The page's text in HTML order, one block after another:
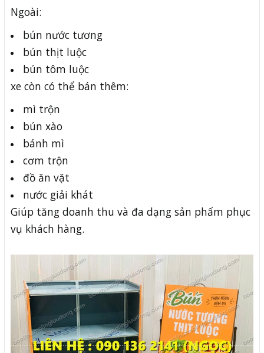
Ngoài:
bún nước tương
bún thịt luộc
bún tôm luộc
xe còn có thể bán thêm:
mì trộn
bún xào
bánh mì
cơm trộn
đồ ăn vặt
nước giải khát
Giúp tăng doanh thu và đa dạng sản phẩm phục
vụ khách hàng.